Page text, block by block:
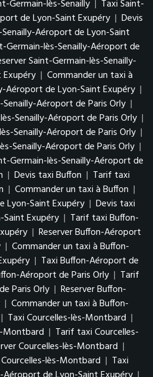
Germain-lès-Senailly | Taxi Saint-
de Lyon-Saint Exupéry | Devis
Aéroport de Lyon-Saint
Germain-lès-Senailly-Aéroport de
Saint-Germain-lès-Senailly-
| Commander un taxi à
Aéroport de Lyon-Saint Exupéry |
Aéroport de Paris Orly |
Senailly-Aéroport de Paris Orly |
Senailly-Aéroport de Paris Orly |
Senailly-Aéroport de Paris Orly |
Germain-lès-Senailly-Aéroport de
| Devis taxi Buffon | Tarif taxi
| Commander un taxi à Buffon |
Lyon-Saint Exupéry | Devis taxi
Exupéry | Tarif taxi Buffon-
| Reserver Buffon-Aéroport
| Commander un taxi à Buffon-
| Taxi Buffon-Aéroport de
Aéroport de Paris Orly | Tarif
Paris Orly | Reserver Buffon-
| Commander un taxi à Buffon-
| Taxi Courcelles-lès-Montbard |
Montbard | Tarif taxi Courcelles-
Courcelles-lès-Montbard |
lès-Montbard | Taxi